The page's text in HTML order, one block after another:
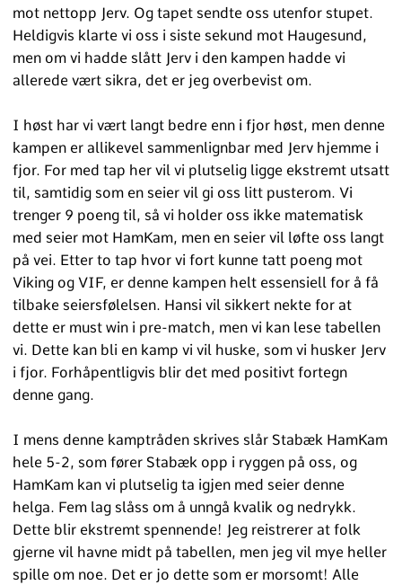
mot nettopp Jerv. Og tapet sendte oss utenfor stupet.
Heldigvis klarte vi oss i siste sekund mot Haugesund,
men om vi hadde slått Jerv i den kampen hadde vi
allerede vært sikra, det er jeg overbevist om.
I høst har vi vært langt bedre enn i fjor høst, men denne
kampen er allikevel sammenlignbar med Jerv hjemme i
fjor. For med tap her vil vi plutselig ligge ekstremt utsatt
til, samtidig som en seier vil gi oss litt pusterom. Vi
trenger 9 poeng til, så vi holder oss ikke matematisk
med seier mot HamKam, men en seier vil løfte oss langt
på vei. Etter to tap hvor vi fort kunne tatt poeng mot
Viking og VIF, er denne kampen helt essensiell for å få
tilbake seiersfølelsen. Hansi vil sikkert nekte for at
dette er must win i pre-match, men vi kan lese tabellen
vi. Dette kan bli en kamp vi vil huske, som vi husker Jerv
i fjor. Forhåpentligvis blir det med positivt fortegn
denne gang.
I mens denne kamptråden skrives slår Stabæk HamKam
hele 5-2, som fører Stabæk opp i ryggen på oss, og
HamKam kan vi plutselig ta igjen med seier denne
helga. Fem lag slåss om å unngå kvalik og nedrykk.
Dette blir ekstremt spennende! Jeg reistrerer at folk
gjerne vil havne midt på tabellen, men jeg vil mye heller
spille om noe. Det er jo dette som er morsomt! Alle